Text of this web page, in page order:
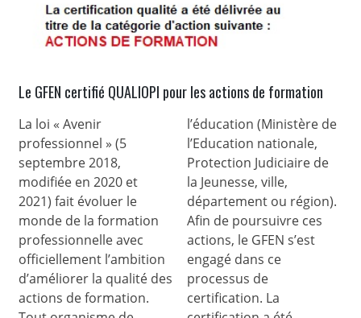
Le GFEN certifié QUALIOPI pour les actions de formation
La loi « Avenir
professionnel » (5
septembre 2018,
modifiée en 2020 et
2021) fait évoluer le
monde de la formation
professionnelle avec
officiellement l’ambition
d’améliorer la qualité des
actions de formation.
l’éducation (Ministère de
l’Education nationale,
Protection Judiciaire de
la Jeunesse, ville,
département ou région).
Afin de poursuivre ces
actions, le GFEN s’est
engagé dans ce
processus de
certification. La